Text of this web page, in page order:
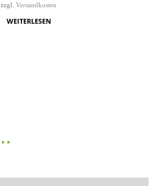
zzgl. Versandkosten
WEITERLESEN